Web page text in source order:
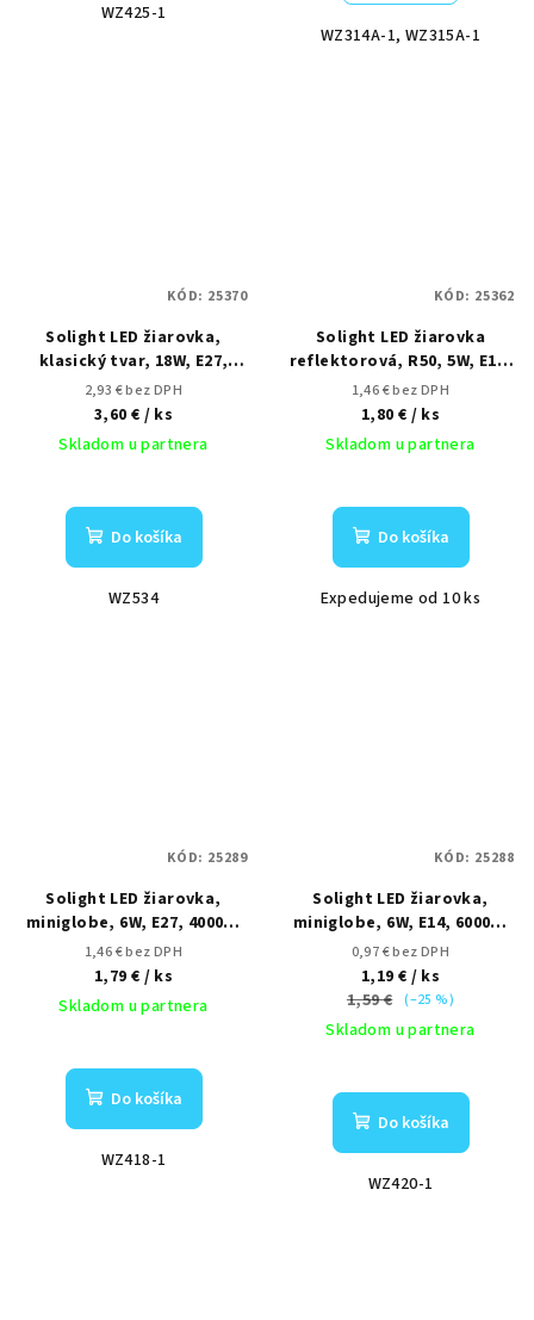
WZ425-1
WZ314A-1, WZ315A-1
Solight LED žiarovka,
klasický tvar, 18W, E27,
4000K, 270°, 1710lm
2,93 € bez DPH
3,60 € / ks
Skladom u partnera
Do košíka
WZ534
KÓD: 25370
Solight LED žiarovka
reflektorová, R50, 5W, E14,
4000K, 440lm, biele
prevedenie
1,46 € bez DPH
1,80 € / ks
Skladom u partnera
Do košíka
Expedujeme od 10 ks
KÓD: 25362
Solight LED žiarovka,
miniglobe, 6W, E27, 4000K,
510lm
1,46 € bez DPH
1,79 € / ks
Skladom u partnera
Do košíka
WZ418-1
KÓD: 25289
Solight LED žiarovka,
miniglobe, 6W, E14, 6000K,
510lm
0,97 € bez DPH
1,19 € / ks
1,59 € (–25 %)
Skladom u partnera
Do košíka
WZ420-1
KÓD: 25288